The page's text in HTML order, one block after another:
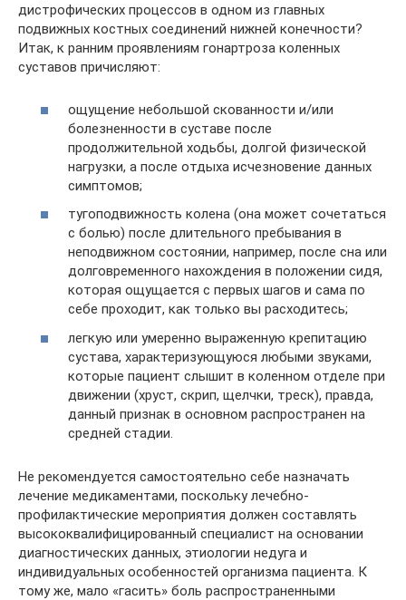
дистрофических процессов в одном из главных
подвижных костных соединений нижней конечности?
Итак, к ранним проявлениям гонартроза коленных
суставов причисляют:
ощущение небольшой скованности и/или
болезненности в суставе после
продолжительной ходьбы, долгой физической
нагрузки, а после отдыха исчезновение данных
симптомов;
тугоподвижность колена (она может сочетаться
с болью) после длительного пребывания в
неподвижном состоянии, например, после сна или
долговременного нахождения в положении сидя,
которая ощущается с первых шагов и сама по
себе проходит, как только вы расходитесь;
легкую или умеренно выраженную крепитацию
сустава, характеризующуюся любыми звуками,
которые пациент слышит в коленном отделе при
движении (хруст, скрип, щелчки, треск), правда,
данный признак в основном распространен на
средней стадии.
Не рекомендуется самостоятельно себе назначать
лечение медикаментами, поскольку лечебно-
профилактические мероприятия должен составлять
высококвалифицированный специалист на основании
диагностических данных, этиологии недуга и
индивидуальных особенностей организма пациента. К
тому же, мало «гасить» боль распространенными